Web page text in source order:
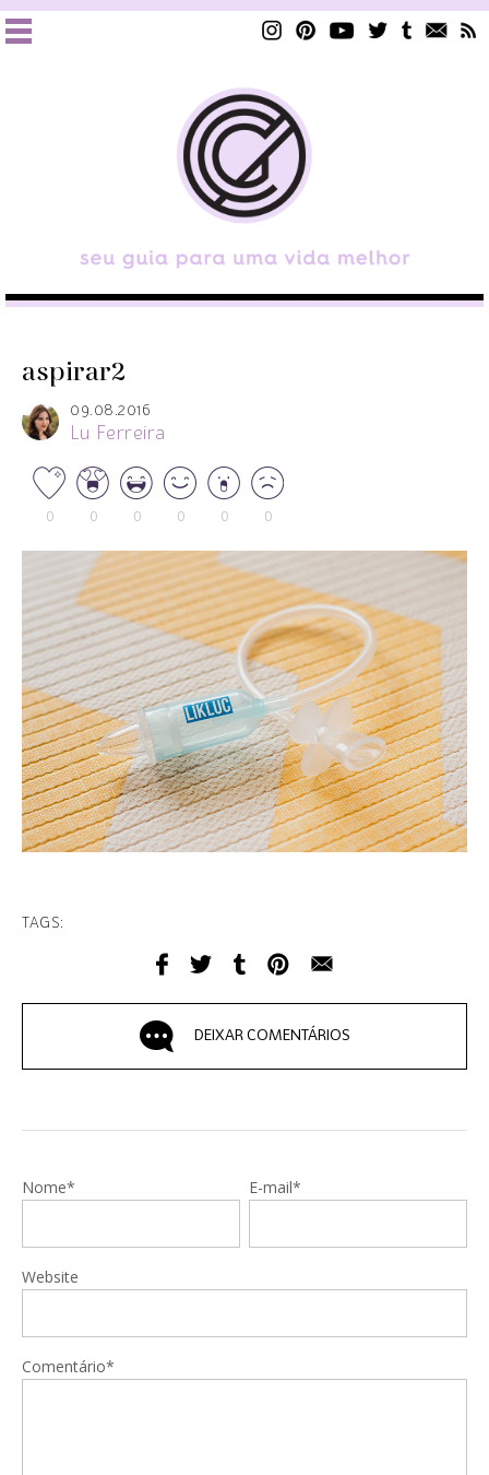
aspirar2
09.08.2016
Lu Ferreira
0 0 0 0 0 0
TAGS:
DEIXAR COMENTÁRIOS
Nome* E-mail*
Website
Comentário*